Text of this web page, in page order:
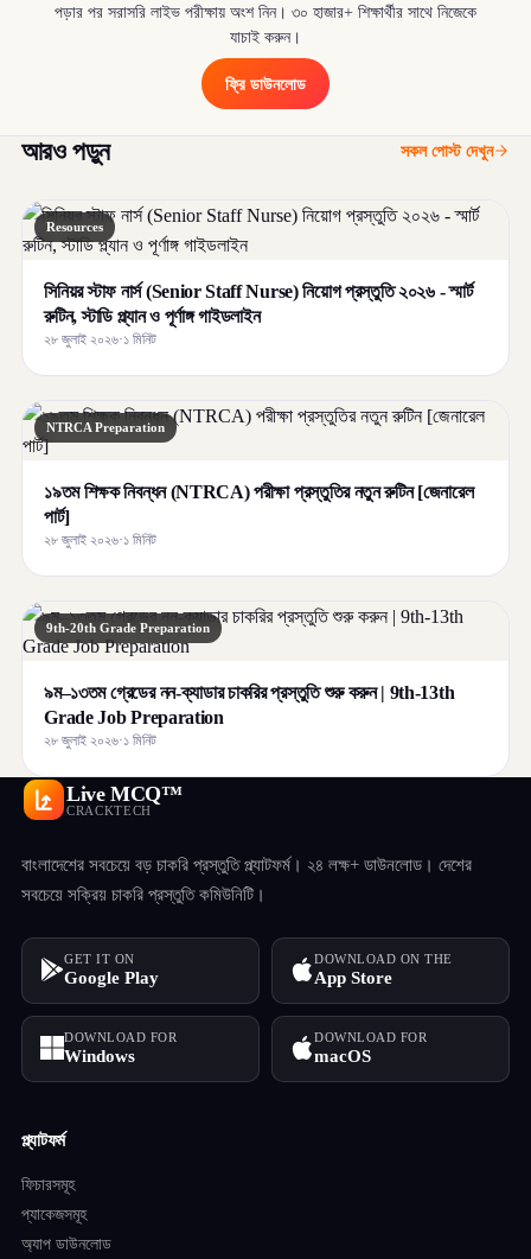
পড়ার পর সরাসরি লাইভ পরীক্ষায় অংশ নিন। ৩০ হাজার+ শিক্ষার্থীর সাথে নিজেকে
যাচাই করুন।
ফ্রি ডাউনলোড
আরও পড়ুন সকল পোস্ট দেখুন
Resources
সিনিয়র স্টাফ নার্স (Senior Staff Nurse) নিয়োগ প্রস্তুতি ২০২৬ - স্মার্ট
রুটিন, স্টাডি প্ল্যান ও পূর্ণাঙ্গ গাইডলাইন
২৮ জুলাই ২০২৬·১ মিনিট
NTRCA Preparation
১৯তম শিক্ষক নিবন্ধন (NTRCA) পরীক্ষা প্রস্তুতির নতুন রুটিন [জেনারেল
পার্ট]
২৮ জুলাই ২০২৬·১ মিনিট
9th-20th Grade Preparation
৯ম–১৩তম গ্রেডের নন-ক্যাডার চাকরির প্রস্তুতি শুরু করুন | 9th-13th
Grade Job Preparation
২৮ জুলাই ২০২৬·১ মিনিট
Live MCQ™
CRACKTECH
বাংলাদেশের সবচেয়ে বড় চাকরি প্রস্তুতি প্ল্যাটফর্ম। ২৪ লক্ষ+ ডাউনলোড। দেশের
সবচেয়ে সক্রিয় চাকরি প্রস্তুতি কমিউনিটি।
GET IT ON
Google Play
DOWNLOAD ON THE
App Store
DOWNLOAD FOR
Windows
DOWNLOAD FOR
macOS
প্ল্যাটফর্ম
ফিচারসমূহ
প্যাকেজসমূহ
অ্যাপ ডাউনলোড